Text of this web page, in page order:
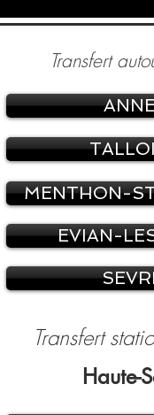
Transfert
MENTHON-
EVIAN-
Transfert
Haute-